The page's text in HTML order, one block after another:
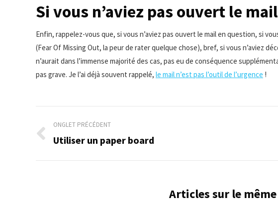
Si vous n’aviez pas ouvert le mail
Enfin, rappelez-vous que, si vous n’aviez pas ouvert le mail en question, si
(Fear Of Missing Out, la peur de rater quelque chose), bref, si vous n’aviez
n’aurait dans l’immense majorité des cas, pas eu de conséquence
pas grave. Je l’ai déjà souvent rappelé, le mail n’est pas l’outil de l’urgence !
Navigation
de
commentaire
ONGLET PRÉCÉDENT
Onglet
Utiliser un paper board
Articles sur le